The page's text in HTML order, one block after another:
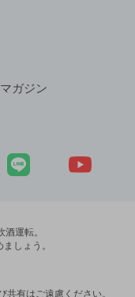
ガジン
運転。
しょう。
有はご遠慮ください。